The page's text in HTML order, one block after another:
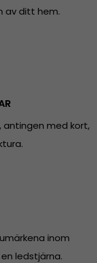
av ditt hem.
antingen med kort,
inom
ledstjärna.